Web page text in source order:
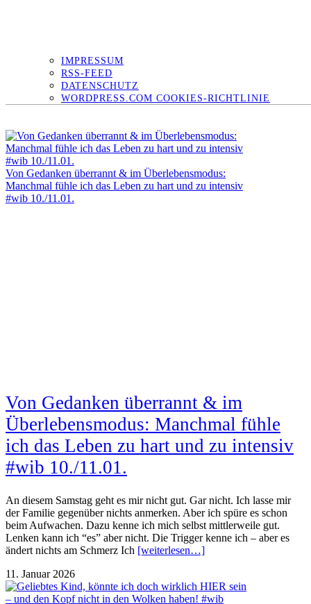
IMPRESSUM
RSS-FEED
DATENSCHUTZ
WORDPRESS.COM COOKIES-RICHTLINIE
Von Gedanken überrannt & im Überlebensmodus:
Manchmal fühle ich das Leben zu hart und zu intensiv
#wib 10./11.01.
Von Gedanken überrannt & im
Überlebensmodus: Manchmal fühle
ich das Leben zu hart und zu intensiv
#wib 10./11.01.
An diesem Samstag geht es mir nicht gut. Gar nicht. Ich lasse mir
der Familie gegenüber nichts anmerken. Aber ich spüre es schon
beim Aufwachen. Dazu kenne ich mich selbst mittlerweile gut.
Lenken kann ich “es” aber nicht. Die Trigger kenne ich – aber es
ändert nichts am Schmerz Ich [weiterlesen…]
11. Januar 2026